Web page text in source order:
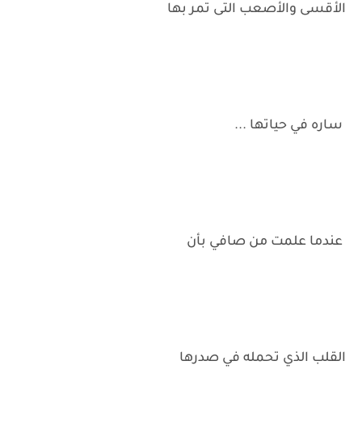
الأقسى والأصعب التى تمر بها
ساره في حياتها ...
عندما علمت من صافي بأن
القلب الذي تحمله في صدرها